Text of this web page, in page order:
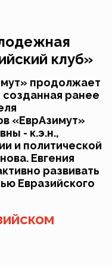
клуб»
продолжает
созданная ранее
«ЕврАзимут»
- к.э.н.,
и политической
Евгения
развивать
Евразийского